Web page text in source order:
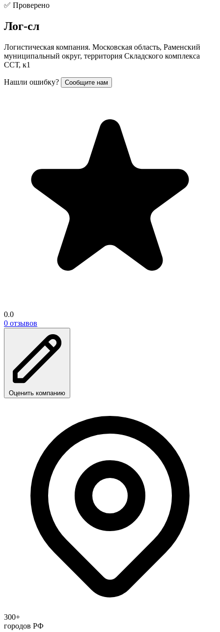
✅ Проверено
Лог-сл
Логистическая компания. Московская область, Раменский
муниципальный округ, территория Складского комплекса
ССТ, к1
Нашли ошибку? Сообщите нам
0.0
0 отзывов
Оценить компанию
300+
городов РФ